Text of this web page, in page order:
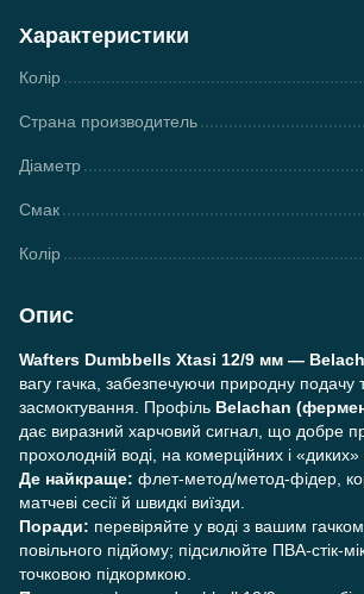
Характеристики
Колір
Страна производитель
Діаметр
Смак
Колір
Опис
Wafters Dumbbells Xtasi 12/9 мм —
вагу гачка, забезпечуючи природну подачу
засмоктування. Профіль Belachan
дає виразний харчовий сигнал, що добре
прохолодній воді, на комерційних і
Де найкраще: флет-метод/метод-фідер,
матчеві сесії й швидкі виїзди.
Поради: перевіряйте у воді з вашим
повільного підйому; підсилюйте ПВА-стік-
точковою підкормкою.